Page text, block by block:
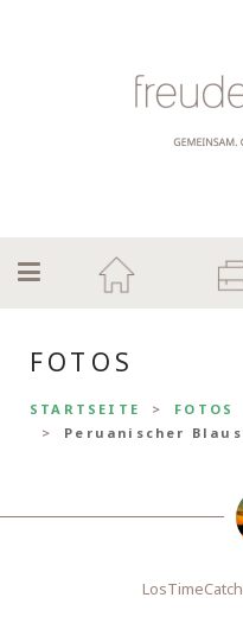
FOTOS
STARTSEITE FOTOS
Peruanischer